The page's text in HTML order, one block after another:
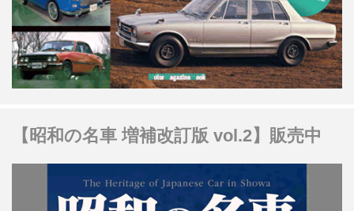
【昭和の名車 増補改訂版 vol.2】販売中